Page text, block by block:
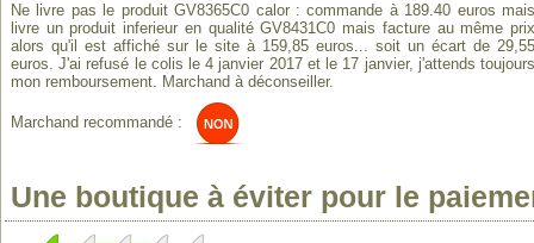
Ne livre pas le produit GV8365C0 calor : commande à 189.40 euros mais
livre un produit inferieur en qualité GV8431C0 mais facture au même prix
alors qu'il est affiché sur le site à 159,85 euros... soit un écart de 29,55
euros. J'ai refusé le colis le 4 janvier 2017 et le 17 janvier, j'attends toujours
mon remboursement. Marchand à déconseiller.
Marchand recommandé :
Une boutique à éviter pour le